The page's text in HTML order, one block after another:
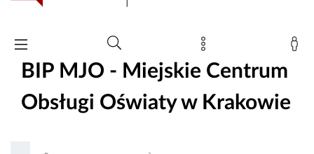
BIP MJO - Miejskie Centrum
Obsługi Oświaty w Krakowie